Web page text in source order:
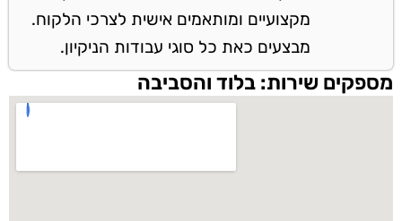
מקצועיים ומותאמים אישית לצרכי הלקוח.
מבצעים כאת כל סוגי עבודות הניקיון.
מספקים שירות: בלוד והסביבה